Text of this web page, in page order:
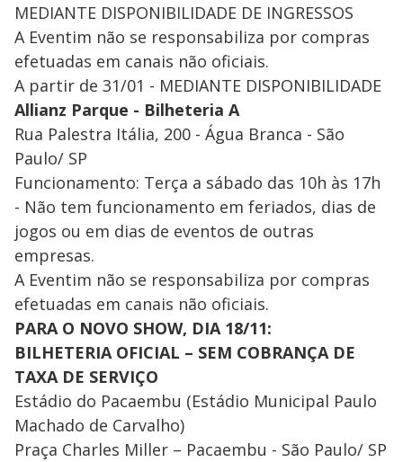
MEDIANTE DISPONIBILIDADE DE INGRESSOS
A Eventim não se responsabiliza por compras
efetuadas em canais não oficiais.
A partir de 31/01 - MEDIANTE DISPONIBILIDADE
Allianz Parque - Bilheteria A
Rua Palestra Itália, 200 - Água Branca - São
Paulo/ SP
Funcionamento: Terça a sábado das 10h às 17h
- Não tem funcionamento em feriados, dias de
jogos ou em dias de eventos de outras
empresas.
A Eventim não se responsabiliza por compras
efetuadas em canais não oficiais.
PARA O NOVO SHOW, DIA 18/11:
BILHETERIA OFICIAL – SEM COBRANÇA DE
TAXA DE SERVIÇO
Estádio do Pacaembu (Estádio Municipal Paulo
Machado de Carvalho)
Praça Charles Miller – Pacaembu - São Paulo/ SP